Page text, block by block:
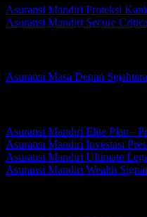
Asuransi Mandiri Proteksi
Asuransi Mandiri Secure
Asuransi Masa Depan
Asuransi Mandiri Elite Plan -
Asuransi Mandiri Investasi
Asuransi Mandiri Ultimate
Asuransi Mandiri Wealth